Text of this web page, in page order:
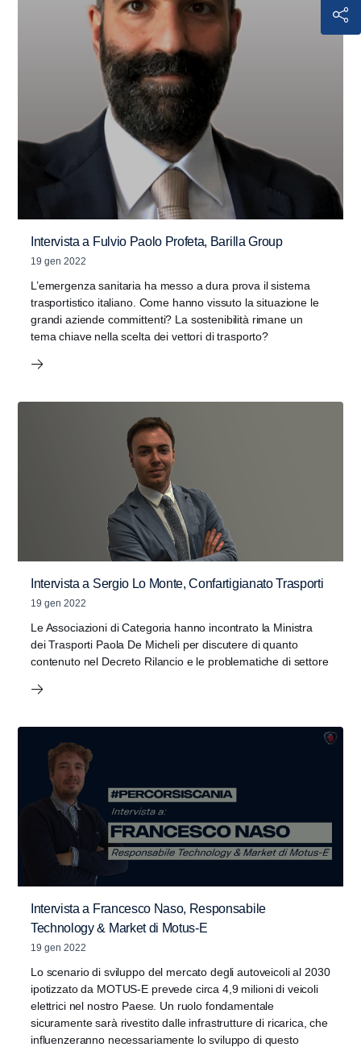
Intervista a Fulvio Paolo Profeta, Barilla Group
19 gen 2022
L’emergenza sanitaria ha messo a dura prova il sistema
trasportistico italiano. Come hanno vissuto la situazione le
grandi aziende committenti? La sostenibilità rimane un
tema chiave nella scelta dei vettori di trasporto?
Intervista a Sergio Lo Monte, Confartigianato Trasporti
19 gen 2022
Le Associazioni di Categoria hanno incontrato la Ministra
dei Trasporti Paola De Micheli per discutere di quanto
contenuto nel Decreto Rilancio e le problematiche di settore
Intervista a Francesco Naso, Responsabile
Technology & Market di Motus-E
19 gen 2022
Lo scenario di sviluppo del mercato degli autoveicoli al 2030
ipotizzato da MOTUS-E prevede circa 4,9 milioni di veicoli
elettrici nel nostro Paese. Un ruolo fondamentale
sicuramente sarà rivestito dalle infrastrutture di ricarica, che
influenzeranno necessariamente lo sviluppo di questo